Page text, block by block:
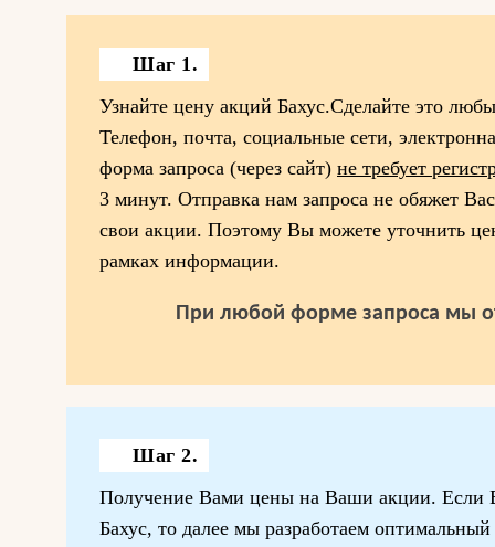
Шаг 1.
Узнайте цену акций Бахус.Сделайте это
Телефон, почта, социальные сети,
форма запроса (через сайт) не требует
3 минут. Отправка нам запроса не обяжет
свои акции. Поэтому Вы можете уточнить
рамках информации.
При любой форме запроса мы
Шаг 2.
Получение Вами цены на Ваши акции. Если
Бахус, то далее мы разработаем